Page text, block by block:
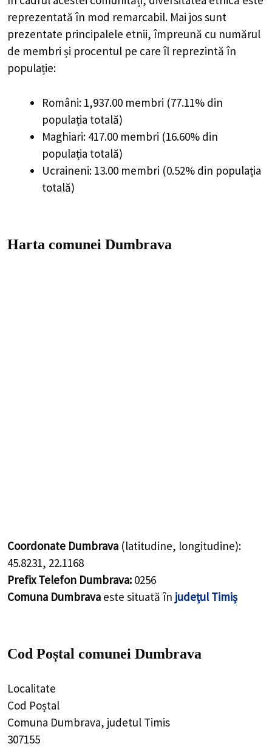
reprezentată în mod remarcabil. Mai jos sunt
prezentate principalele etnii, împreună cu numărul
de membri și procentul pe care îl reprezintă în
populație:
Români: 1,937.00 membri (77.11% din
populația totală)
Maghiari: 417.00 membri (16.60% din
populația totală)
Ucraineni: 13.00 membri (0.52% din populația
totală)
Harta comunei Dumbrava
Coordonate Dumbrava (latitudine, longitudine):
45.8231, 22.1168
Prefix Telefon Dumbrava: 0256
Comuna Dumbrava este situată în județul Timiș
Cod Poștal comunei Dumbrava
Localitate
Cod Poștal
Comuna Dumbrava, judetul Timis
307155